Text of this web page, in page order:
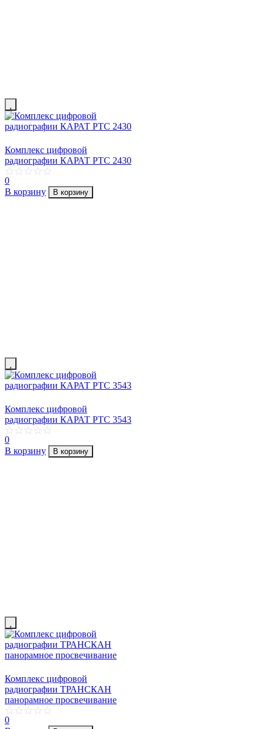
Комплекс цифровой
радиографии КАРАТ РТС 2430
0
В корзину
В корзину
Комплекс цифровой
радиографии КАРАТ РТС 3543
0
В корзину
В корзину
Комплекс цифровой
радиографии ТРАНСКАН
панорамное просвечивание
0